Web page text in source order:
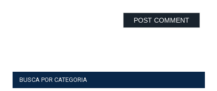
BUSCA POR CATEGORIA